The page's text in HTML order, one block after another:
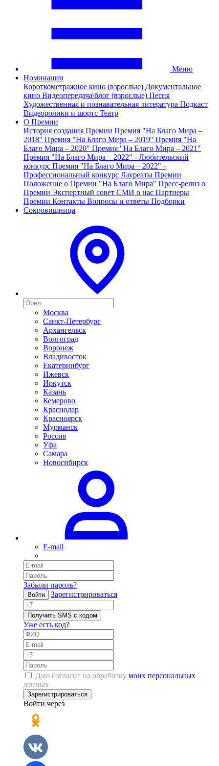
Меню
Номинации
Короткометражное кино (взрослые) Документальное
кино Видеопередача\блог (взрослые) Песня
Художественная и познавательная литература Подкаст
Видеоролики и шортс Театр
О Премии
История создания Премии Премия "На Благо Мира –
2018" Премия "На Благо Мира – 2019" Премия "На
Благо Мира – 2020" Премия "На Благо Мира – 2021"
Премия "На Благо Мира – 2022" - Любительский
конкурс Премия "На Благо Мира – 2022" -
Профессиональный конкурс Лауреаты Премии
Положение о Премии "На Благо Мира" Пресс-релиз о
Премии Экспертный совет СМИ о нас Партнеры
Премии Контакты Вопросы и ответы Подборки
Сокровищница
Москва
Санкт-Петербург
Архангельск
Волгоград
Воронеж
Владивосток
Екатеринбург
Ижевск
Иркутск
Казань
Кемерово
Краснодар
Красноярск
Мурманск
Россия
Уфа
Самара
Новосибирск
E-mail
Забыли пароль?
Войти Зарегистрироваться
Получить SMS с кодом
Уже есть код?
Даю согласие на обработку моих персональных
данных
Зарегистрироваться
Войти через